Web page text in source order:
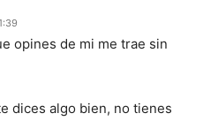
opines de mi me trae sin
dices algo bien, no tienes